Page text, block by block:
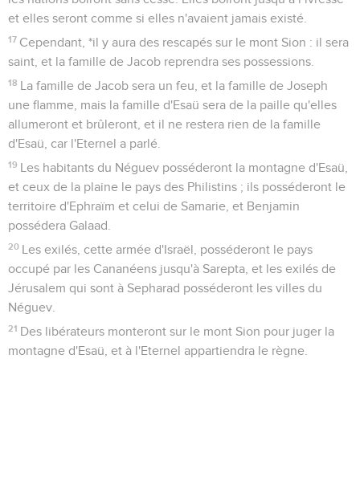
et elles seront comme si elles n'avaient jamais existé.
17 Cependant, *il y aura des rescapés sur le mont Sion : il sera
saint, et la famille de Jacob reprendra ses possessions.
18 La famille de Jacob sera un feu, et la famille de Joseph
une flamme, mais la famille d'Esaü sera de la paille qu'elles
allumeront et brûleront, et il ne restera rien de la famille
d'Esaü, car l'Eternel a parlé.
19 Les habitants du Néguev posséderont la montagne d'Esaü,
et ceux de la plaine le pays des Philistins ; ils posséderont le
territoire d'Ephraïm et celui de Samarie, et Benjamin
possédera Galaad.
20 Les exilés, cette armée d'Israël, posséderont le pays
occupé par les Cananéens jusqu'à Sarepta, et les exilés de
Jérusalem qui sont à Sepharad posséderont les villes du
Néguev.
21 Des libérateurs monteront sur le mont Sion pour juger la
montagne d'Esaü, et à l'Eternel appartiendra le règne.